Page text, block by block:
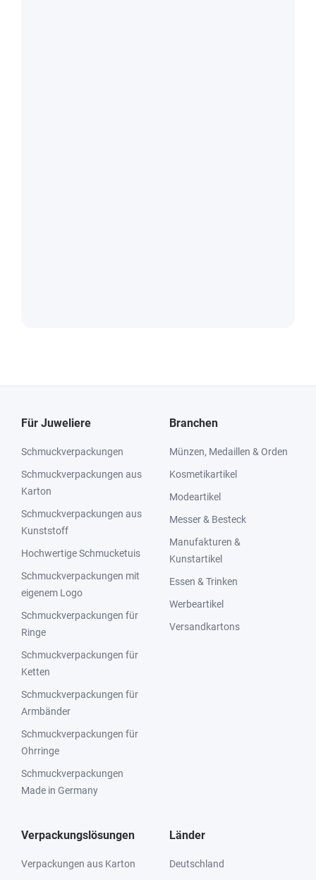
Für Juweliere
Schmuckverpackungen
Schmuckverpackungen aus
Karton
Schmuckverpackungen aus
Kunststoff
Hochwertige Schmucketuis
Schmuckverpackungen mit
eigenem Logo
Schmuckverpackungen für
Ringe
Schmuckverpackungen für
Ketten
Schmuckverpackungen für
Armbänder
Schmuckverpackungen für
Ohrringe
Schmuckverpackungen
Made in Germany
Branchen
Münzen, Medaillen & Orden
Kosmetikartikel
Modeartikel
Messer & Besteck
Manufakturen &
Kunstartikel
Essen & Trinken
Werbeartikel
Versandkartons
Verpackungslösungen
Verpackungen aus Karton
Länder
Deutschland